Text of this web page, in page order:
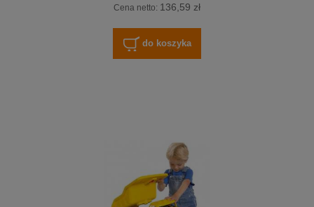
Cena netto: 136,59 zł
do koszyka